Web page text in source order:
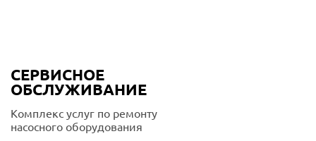
СЕРВИСНОЕ
ОБСЛУЖИВАНИЕ
Комплекс услуг по ремонту
насосного оборудования